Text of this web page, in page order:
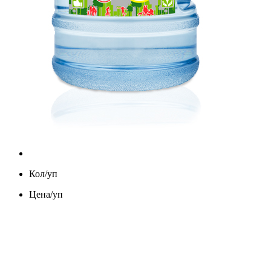
Кол/уп
Цена/уп